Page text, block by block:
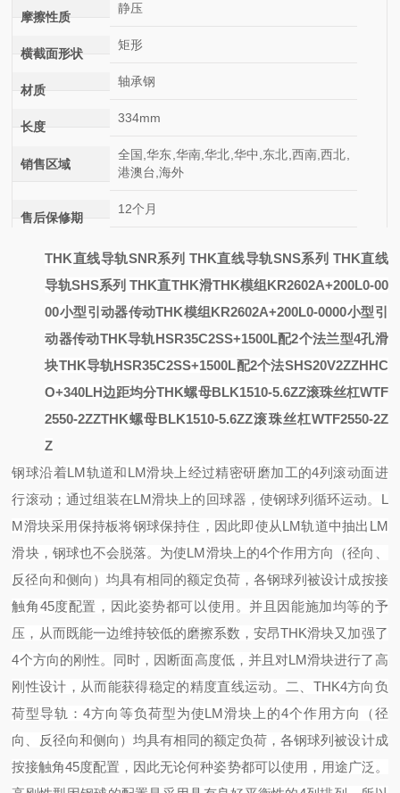
摩擦性质
静压
横截面形状
矩形
材质
轴承钢
长度
334mm
销售区域
全国,华东,华南,华北,华中,东北,西南,西北,
港澳台,海外
售后保修期
12个月
THK直线导轨SNR系列 THK直线导轨SNS系列 THK直线
导轨SHS系列 THK直THK滑THK模组KR2602A+200L0-00
00小型引动器传动THK模组KR2602A+200L0-0000小型引
动器传动THK导轨HSR35C2SS+1500L配2个法兰型4孔滑
块THK导轨HSR35C2SS+1500L配2个法SHS20V2ZZHHC
O+340LH边距均分THK螺母BLK1510-5.6ZZ滚珠丝杠WTF
2550-2ZZTHK螺母BLK1510-5.6ZZ滚珠丝杠WTF2550-2Z
Z
钢球沿着LM轨道和LM滑块上经过精密研磨加工的4列滚动面进
行滚动；通过组装在LM滑块上的回球器，使钢球列循环运动。 L
M滑块采用保持板将钢球保持住，因此即使从LM轨道中抽出LM
滑块，钢球也不会脱落。 为使LM滑块上的4个作用方向（径向、
反径向和侧向）均具有相同的额定负荷，各钢球列被设计成按接
触角45度配置，因此姿势都可以使用。并且因能施加均等的予
压，从而既能一边维持较低的磨擦系数，安昂THK滑块又加强了
4个方向的刚性。同时，因断面高度低，并且对LM滑块进行了高
刚性设计，从而能获得稳定的精度直线运动。
二、 THK4方向负
荷型导轨：4方向等负荷型为使LM滑块上的4个作用方向（径
向、反径向和侧向）均具有相同的额定负荷，各钢球列被设计成
按接触角45度配置，因此无论何种姿势都可以使用，用途广泛。